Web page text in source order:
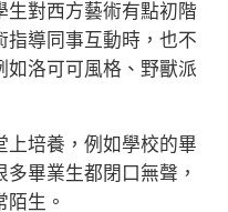
生對西方藝術有點初階
指導同事互動時，也不
如洛可可風格、野獸派
培養，例如學校的畢
畢業生都閉口無聲，
生。